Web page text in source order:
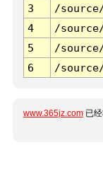
3 /
4
/
5
/
6
/
www.365jz.com 已